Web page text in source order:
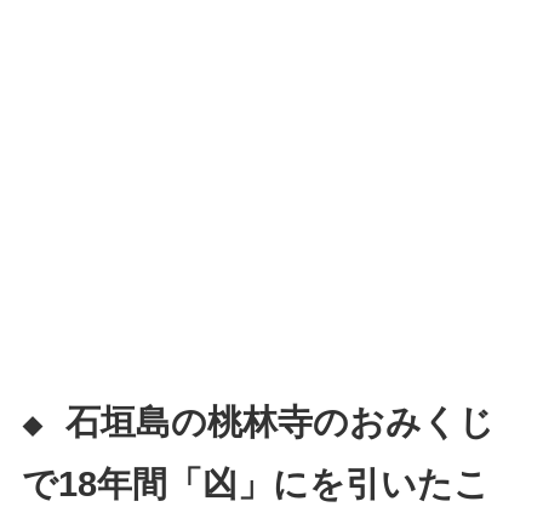
◆ 石垣島の桃林寺のおみくじ
で18年間「凶」にを引いたこ